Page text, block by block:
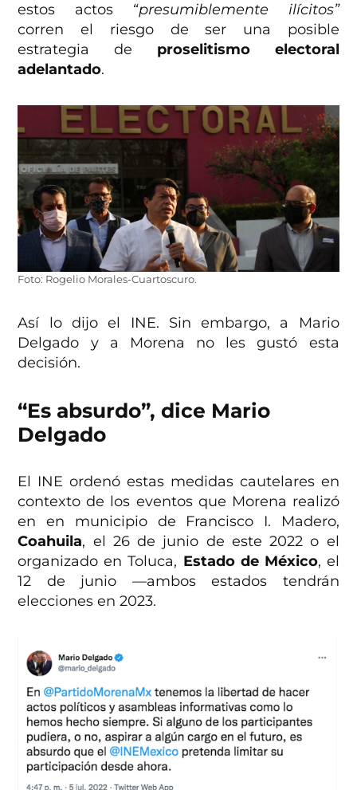
estos actos “presumiblemente ilícitos”
corren el riesgo de ser una posible
estrategia de proselitismo electoral
adelantado.
Foto: Rogelio Morales-Cuartoscuro.
Así lo dijo el INE. Sin embargo, a Mario
Delgado y a Morena no les gustó esta
decisión.
“Es absurdo”, dice Mario
Delgado
El INE ordenó estas medidas cautelares en
contexto de los eventos que Morena realizó
en en municipio de Francisco I. Madero,
Coahuila, el 26 de junio de este 2022 o el
organizado en Toluca, Estado de México, el
12 de junio —ambos estados tendrán
elecciones en 2023.